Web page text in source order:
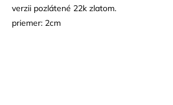
verzii pozlátené 22k zlatom.
priemer: 2cm